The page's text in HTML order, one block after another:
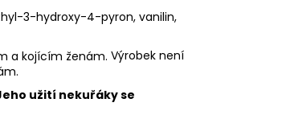
3-hydroxy-4-pyron, vanilin,
Výrobek není
užití nekuřáky se